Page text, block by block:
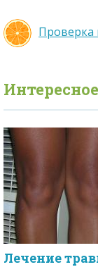
Проверка
Лечение